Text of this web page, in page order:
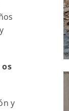
y